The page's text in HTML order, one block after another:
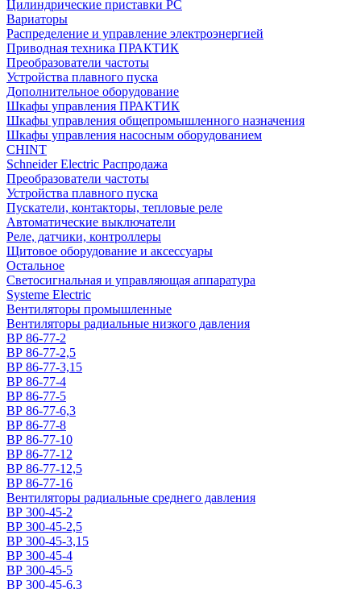
Цилиндрические приставки PC
Вариаторы
Распределение и управление электроэнергией
Приводная техника ПРАКТИК
Преобразователи частоты
Устройства плавного пуска
Дополнительное оборудование
Шкафы управления ПРАКТИК
Шкафы управления общепромышленного назначения
Шкафы управления насосным оборудованием
CHINT
Schneider Electric Распродажа
Преобразователи частоты
Устройства плавного пуска
Пускатели, контакторы, тепловые реле
Автоматические выключатели
Реле, датчики, контроллеры
Щитовое оборудование и аксессуары
Остальное
Светосигнальная и управляющая аппаратура
Systeme Electric
Вентиляторы промышленные
Вентиляторы радиальные низкого давления
ВР 86-77-2
ВР 86-77-2,5
ВР 86-77-3,15
ВР 86-77-4
ВР 86-77-5
ВР 86-77-6,3
ВР 86-77-8
ВР 86-77-10
ВР 86-77-12
ВР 86-77-12,5
ВР 86-77-16
Вентиляторы радиальные среднего давления
ВР 300-45-2
ВР 300-45-2,5
ВР 300-45-3,15
ВР 300-45-4
ВР 300-45-5
ВР 300-45-6,3